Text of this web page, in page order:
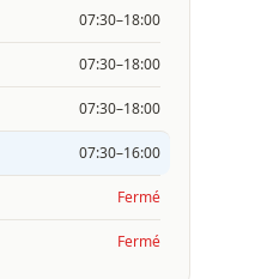
07:30–18:00
07:30–18:00
07:30–18:00
07:30–16:00
Fermé
Fermé